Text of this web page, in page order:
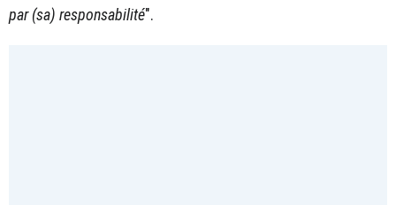
par (sa) responsabilité".